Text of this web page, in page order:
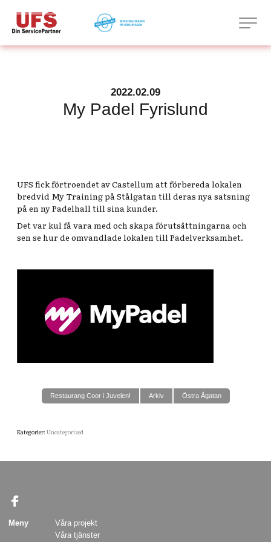
2022.02.09
My Padel Fyrislund
UFS fick förtroendet av Castellum att förbereda lokalen
bredvid My Training på Stålgatan till deras nya satsning
på en ny Padelhall till sina kunder.
Det var kul få vara med och skapa förutsättningarna och
sen se hur de omvandlade lokalen till Padelverksamhet.
Restaurang Coor i Juvelen! Arkiv Östra Ågatan
Kategorier: Uncategorized
Meny
Våra projekt
Våra tjänster